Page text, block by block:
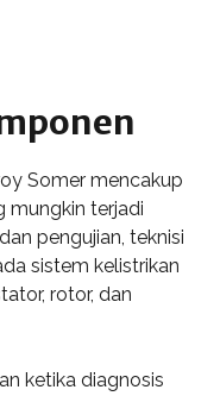
Somer mencakup
mungkin terjadi
pengujian, teknisi
sistem kelistrikan
rotor, dan
ketika diagnosis